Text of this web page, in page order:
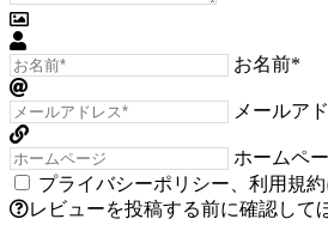
お名前*
メールア
ホームペ
プライバシーポリシー
利用規約
レビューを投稿する前に確認して